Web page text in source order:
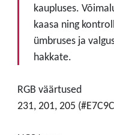
kaupluses.
kaasa ning
ümbruses ja
hakkate.
RGB väärtused
231, 201, 205